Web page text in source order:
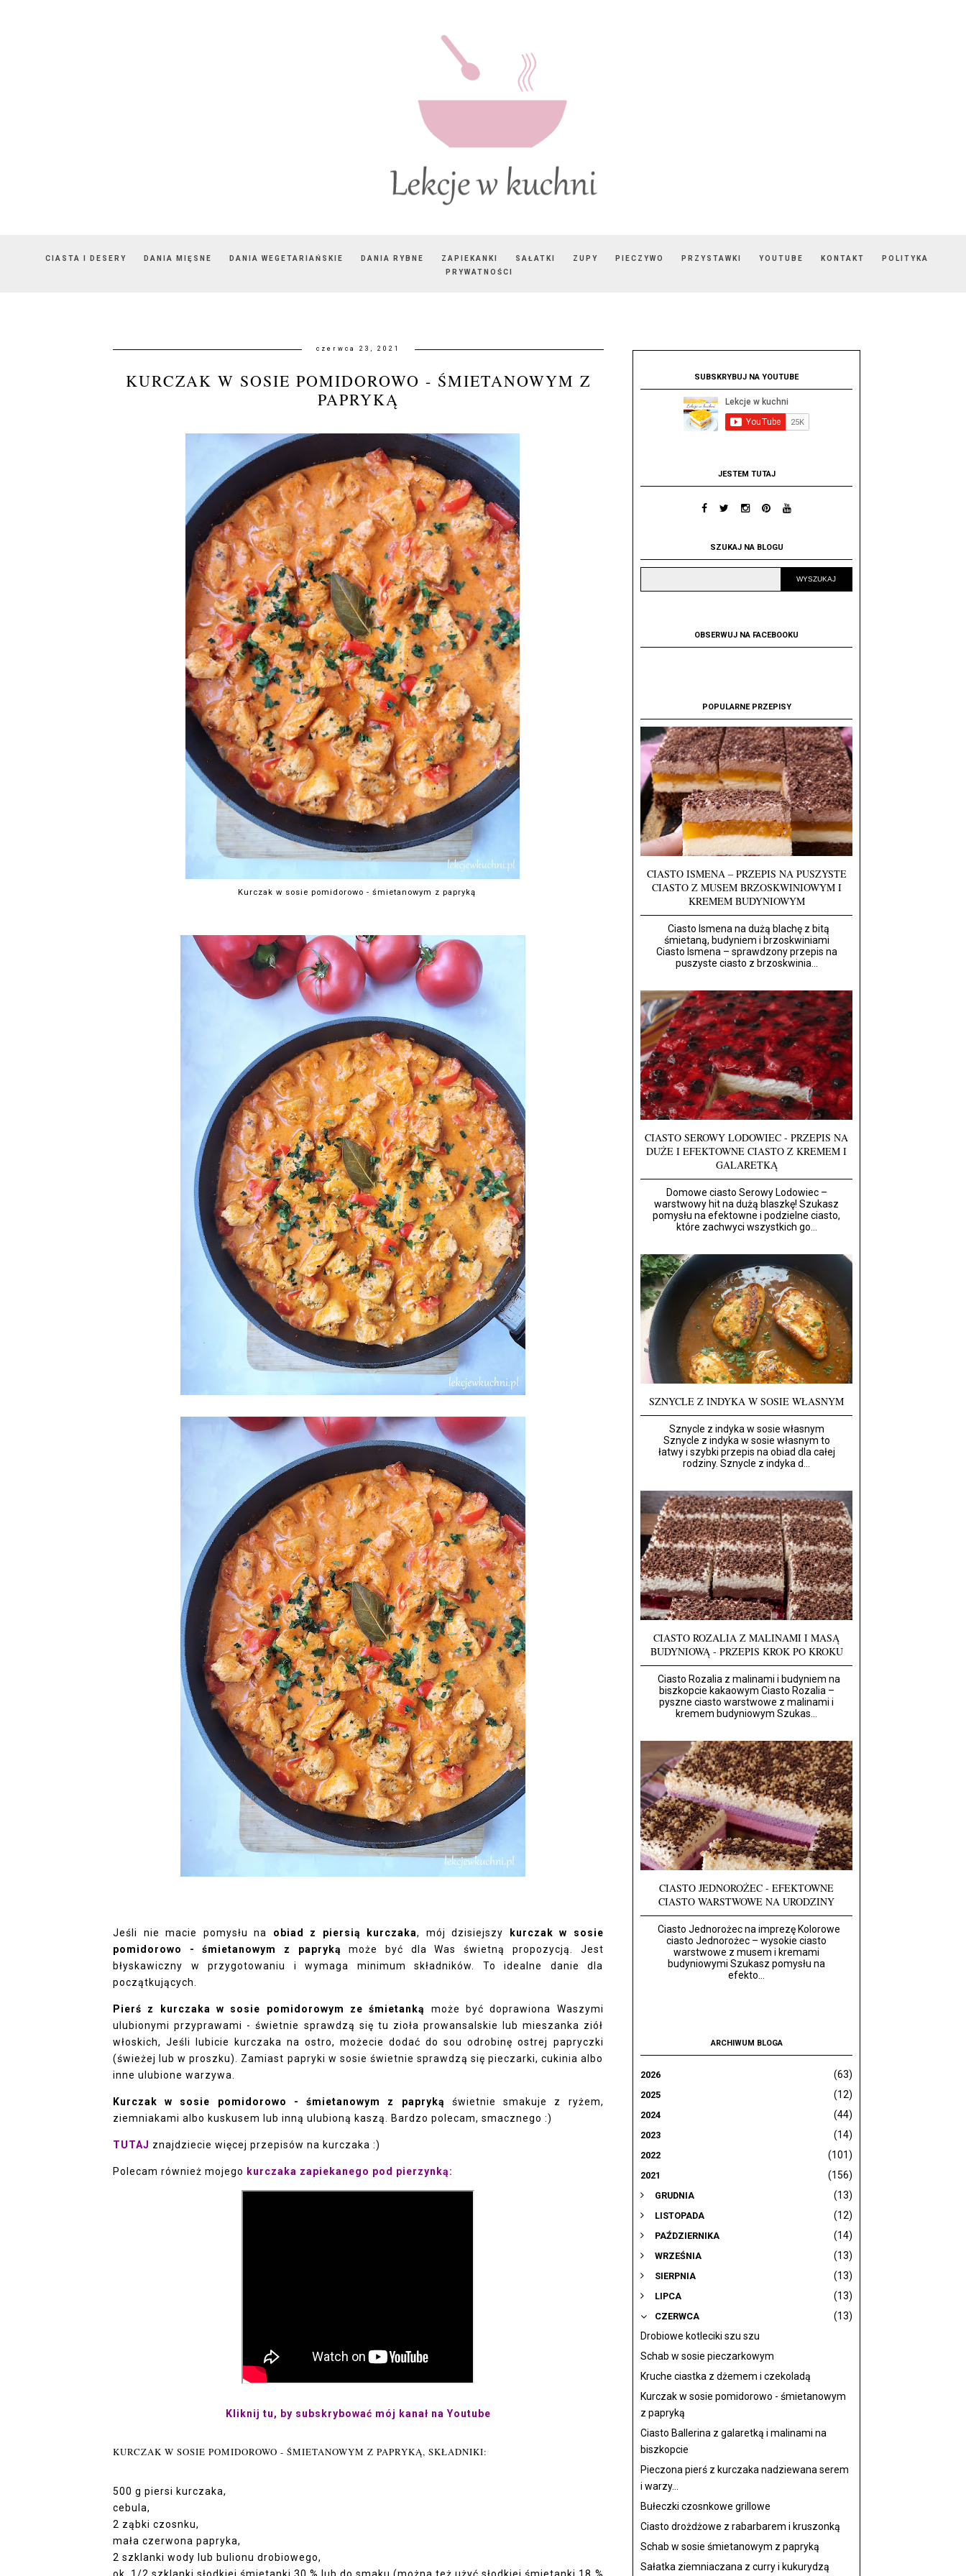
CIASTA I DESERY DANIA MIĘSNE DANIA WEGETARIAŃSKIE DANIA RYBNE ZAPIEKANKI SAŁATKI ZUPY PIECZYWO PRZYSTAWKI YOUTUBE KONTAKT
POLITYKA
PRYWATNOŚCI
czerwca 23, 2021
KURCZAK W SOSIE POMIDOROWO - ŚMIETANOWYM Z
PAPRYKĄ
Kurczak w sosie pomidorowo - śmietanowym z papryką
Jeśli nie macie pomysłu na obiad z piersią kurczaka, mój dzisiejszy
kurczak w sosie
pomidorowo - śmietanowym z paprykąmoże być dla Was świetną propozycją. Jest
błyskawiczny w przygotowaniu i wymaga minimum składników. To idealne danie dla
początkujących.
Pierś z kurczaka w sosie pomidorowym ze śmietanką
może być doprawiona Waszymi
ulubionymi przyprawami - świetnie sprawdzą się tu zioła prowansalskie lub mieszanka ziół
włoskich, Jeśli lubicie kurczaka na ostro, możecie dodać do sou odrobinę ostrej papryczki
(świeżej lub w proszku). Zamiast papryki w sosie świetnie sprawdzą się pieczarki, cukinia albo
inne ulubione warzywa.
Kurczak w sosie pomidorowo - śmietanowym z papryką świetnie smakuje z ryżem,
ziemniakami albo kuskusem lub inną ulubioną kaszą. Bardzo polecam, smacznego :)
TUTAJ znajdziecie więcej przepisów na kurczaka :)
Polecam również mojego kurczaka zapiekanego pod pierzynką:
Kliknij tu, by subskrybować mój kanał na Youtube
KURCZAK W SOSIE POMIDOROWO - ŚMIETANOWYM Z PAPRYKĄ, SKŁADNIKI:
500 g piersi kurczaka,
cebula,
2 ząbki czosnku,
mała czerwona papryka,
2 szklanki wody lub bulionu drobiowego,
SUBSKRYBUJ NA YOUTUBE
JESTEM TUTAJ
SZUKAJ NA BLOGU
OBSERWUJ NA FACEBOOKU
POPULARNE PRZEPISY
CIASTO ISMENA – PRZEPIS NA PUSZYSTE
CIASTO Z MUSEM BRZOSKWINIOWYM I
KREMEM BUDYNIOWYM
Ciasto Ismena na dużą blachę z bitą
śmietaną, budyniem i brzoskwiniami
Ciasto Ismena – sprawdzony przepis na
puszyste ciasto z brzoskwinia...
CIASTO SEROWY LODOWIEC - PRZEPIS NA
DUŻE I EFEKTOWNE CIASTO Z KREMEM I
GALARETKĄ
Domowe ciasto Serowy Lodowiec –
warstwowy hit na dużą blaszkę! Szukasz
pomysłu na efektowne i podzielne ciasto,
które zachwyci wszystkich go...
SZNYCLE Z INDYKA W SOSIE WŁASNYM
Sznycle z indyka w sosie własnym
Sznycle z indyka w sosie własnym to
łatwy i szybki przepis na obiad dla całej
rodziny. Sznycle z indyka d...
CIASTO ROZALIA Z MALINAMI I MASĄ
BUDYNIOWĄ - PRZEPIS KROK PO KROKU
Ciasto Rozalia z malinami i budyniem na
biszkopcie kakaowym Ciasto Rozalia –
pyszne ciasto warstwowe z malinami i
kremem budyniowym Szukas...
CIASTO JEDNOROŻEC - EFEKTOWNE
CIASTO WARSTWOWE NA URODZINY
Ciasto Jednorożec na imprezę Kolorowe
ciasto Jednorożec – wysokie ciasto
warstwowe z musem i kremami
budyniowymi Szukasz pomysłu na
efekto...
ARCHIWUM BLOGA
2026 (63)
2025 (12)
2024 (44)
2023 (14)
2022 (101)
2021 (156)
GRUDNIA (13)
LISTOPADA (12)
PAŹDZIERNIKA (14)
WRZEŚNIA (13)
SIERPNIA (13)
LIPCA (13)
CZERWCA
(13)
Drobiowe kotleciki szu szu
Schab w sosie pieczarkowym
Kruche ciastka z dżemem i czekoladą
Kurczak w sosie pomidorowo - śmietanowym
z papryką
Ciasto Ballerina z galaretką i malinami na
biszkopcie
Pieczona pierś z kurczaka nadziewana serem
i warzy...
Bułeczki czosnkowe grillowe
Ciasto drożdżowe z rabarbarem i kruszonką
Schab w sosie śmietanowym z papryką
Sałatka ziemniaczana z curry i kukurydzą